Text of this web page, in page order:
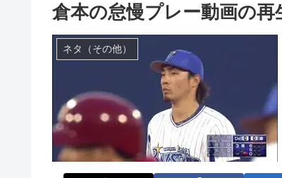
倉本の怠慢プレー動画の
ネタ（その他）